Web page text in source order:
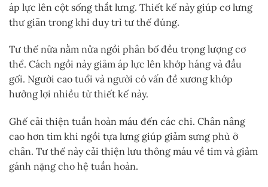
áp lực lên cột sống thắt lưng. Thiết kế này giúp cơ lưng
thư giãn trong khi duy trì tư thế đúng.
Tư thế nửa nằm nửa ngồi phân bố đều trọng lượng cơ
thể. Cách ngồi này giảm áp lực lên khớp háng và đầu
gối. Người cao tuổi và người có vấn đề xương khớp
hưởng lợi nhiều từ thiết kế này.
Ghế cải thiện tuần hoàn máu đến các chi. Chân nâng
cao hơn tim khi ngồi tựa lưng giúp giảm sưng phù ở
chân. Tư thế này cải thiện lưu thông máu về tim và giảm
gánh nặng cho hệ tuần hoàn.